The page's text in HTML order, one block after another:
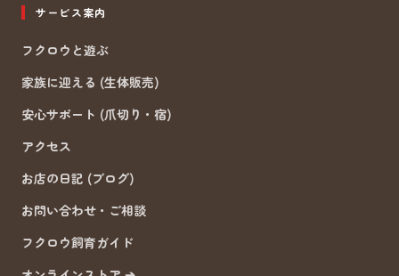
サービス案内
フクロウと遊ぶ
家族に迎える (生体販売)
安心サポート (爪切り・宿)
アクセス
お店の日記 (ブログ)
お問い合わせ・ご相談
フクロウ飼育ガイド